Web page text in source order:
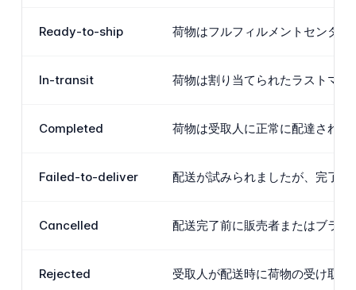
Ready-to-ship 荷物はフルフィルメントセンタ
In-transit 荷物は割り当てられたラストマ
Completed 荷物は受取人に正常に配達され
Failed-to-deliver 配送が試みられましたが、完了
Cancelled 配送完了前に販売者またはブラ
Rejected 受取人が配送時に荷物の受け取